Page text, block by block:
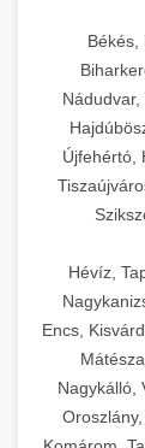
Békés,
Újfehértó,
Hévíz,
Encs,
Nagykálló,